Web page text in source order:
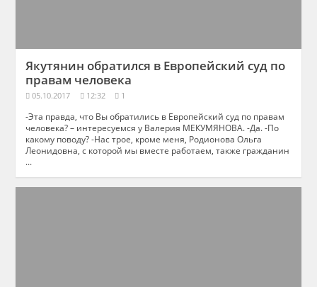
Якутянин обратился в Европейский суд по
правам человека
05.10.2017 12:32 1
-Эта правда, что Вы обратились в Европейский суд по правам
человека? – интересуемся у Валерия МЕКУМЯНОВА. -Да. -По
какому поводу? -Нас трое, кроме меня, Родионова Ольга
Леонидовна, с которой мы вместе работаем, также гражданин
...